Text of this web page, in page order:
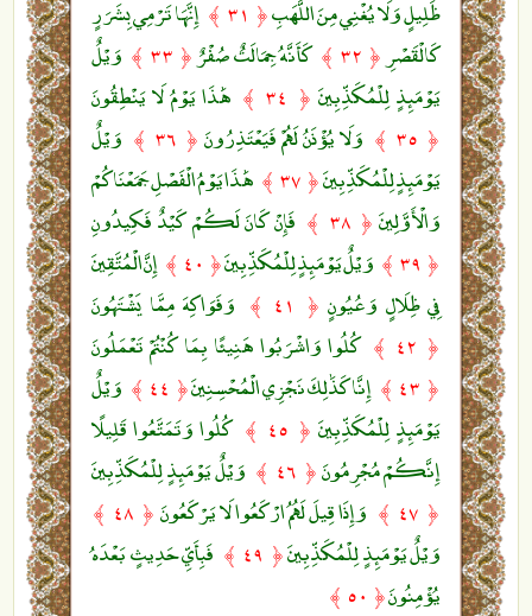
ظَلِيلٍ وَلَا يُغْنِي مِنَ اللَّهَبِ﴿ ٣١ ﴾
إِنَّهَا تَرْمِي بِشَرَرٍ
كَالْقَصْرِ﴿ ٣٢ ﴾ كَأَنَّهُ جِمَالَتٌ صُفْرٌ﴿ ٣٣ ﴾
وَيْلٌ
يَوْمَئِذٍ لِلْمُكَذِّبِينَ ﴿ ٣٤ ﴾ هَٰذَا يَوْمُ لَا يَنْطِقُونَ
﴿ ٣٥ ﴾ وَلَا يُؤْذَنُ لَهُمْ فَيَعْتَذِرُونَ ﴿ ٣٦ ﴾
وَيْلٌ
يَوْمَئِذٍ لِلْمُكَذِّبِينَ﴿ ٣٧ ﴾
هَٰذَا يَوْمُ الْفَصْلِ جَمَعْنَاكُمْ
وَالْأَوَّلِينَ ﴿ ٣٨ ﴾ فَإِنْ كَانَ لَكُمْ كَيْدٌ فَكِيدُونِ
﴿ ٣٩ ﴾ وَيْلٌ يَوْمَئِذٍ لِلْمُكَذِّبِينَ﴿ ٤٠ ﴾
إِنَّ الْمُتَّقِينَ
فِي ظِلَالٍ وَعُيُونٍ ﴿ ٤١ ﴾ وَفَوَاكِهَ مِمَّا يَشْتَهُونَ
﴿ ٤٢ ﴾ كُلُوا وَاشْرَبُوا هَنِيئًا بِمَا كُنْتُمْ تَعْمَلُونَ
﴿ ٤٣ ﴾ إِنَّا كَذَٰلِكَ نَجْزِي الْمُحْسِنِينَ﴿ ٤٤ ﴾
وَيْلٌ
يَوْمَئِذٍ لِلْمُكَذِّبِينَ ﴿ ٤٥ ﴾
كُلُوا وَتَمَتَّعُوا قَلِيلًا
إِنَّكُمْ مُجْرِمُونَ﴿ ٤٦ ﴾ وَيْلٌ يَوْمَئِذٍ لِلْمُكَذِّبِينَ
﴿ ٤٧ ﴾ وَإِذَا قِيلَ لَهُمُ ارْكَعُوا لَا يَرْكَعُونَ ﴿ ٤٨ ﴾
وَيْلٌ يَوْمَئِذٍ لِلْمُكَذِّبِينَ﴿ ٤٩ ﴾
فَبِأَيِّ حَدِيثٍ بَعْدَهُ
يُؤْمِنُونَ﴿ ٥٠ ﴾